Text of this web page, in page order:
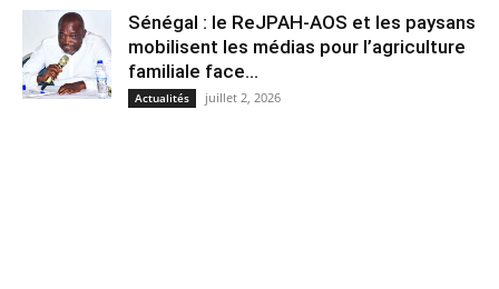
Sénégal : le ReJPAH-AOS et les paysans
mobilisent les médias pour l’agriculture
familiale face...
Actualités juillet 2, 2026